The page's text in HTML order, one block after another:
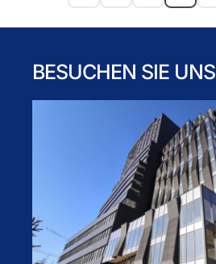
BESUCHEN SIE